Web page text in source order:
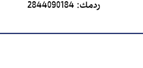
ردمك:2844090184